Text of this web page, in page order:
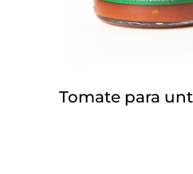
Tomate para